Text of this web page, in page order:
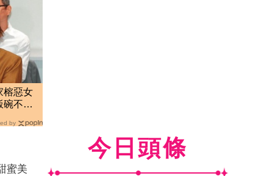
榕惡女
不保
by
蜜美
今日頭條